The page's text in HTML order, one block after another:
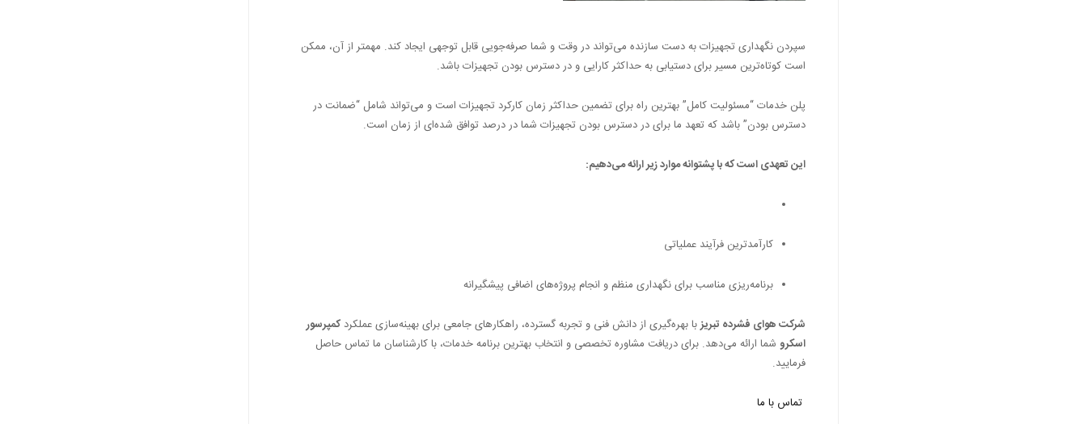
سپردن نگهداری تجهیزات به دست سازنده می‌تواند در وقت و شما صرفه‌جویی قابل توجهی ایجاد کند. مهمتر از آن، ممکن
است کوتاه‌ترین مسیر برای دستیابی به حداکثر کارایی و در دسترس بودن تجهیزات باشد.
پلن خدمات “مسئولیت کامل” بهترین راه برای تضمین حداکثر زمان کارکرد تجهیزات است و می‌تواند شامل “ضمانت در
دسترس بودن” باشد که تعهد ما برای در دسترس بودن تجهیزات شما در درصد توافق شده‌ای از زمان است.
این تعهدی است که با پشتوانه موارد زیر ارائه می‌دهیم:
کارآمدترین فرآیند عملیاتی
برنامه‌ریزی مناسب برای نگهداری منظم و انجام پروژه‌های اضافی پیشگیرانه
شرکت هوای فشرده تبریزبا بهره‌گیری از دانش فنی و تجربه گسترده، راهکارهای جامعی برای بهینه‌سازی عملکرد کمپرسور
اسکرو شما ارائه می‌دهد. برای دریافت مشاوره تخصصی و انتخاب بهترین برنامه خدمات، با کارشناسان ما تماس حاصل
فرمایید.
تماس با ما